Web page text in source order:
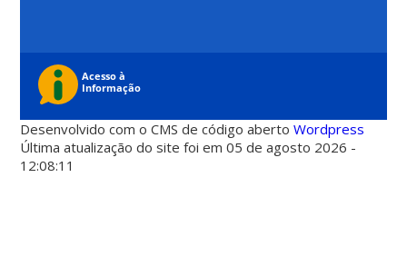
Desenvolvido com o CMS de código abertoWordpress
Última atualização do site foi em 05 de agosto 2026 -
12:08:11